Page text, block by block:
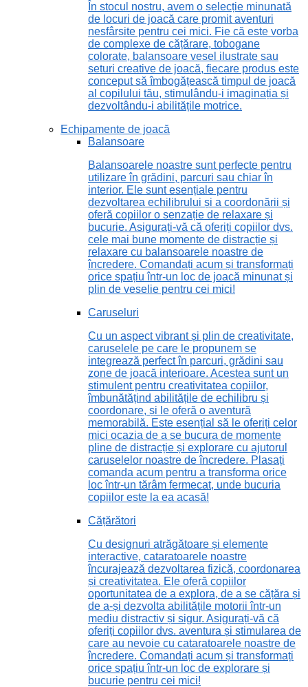
În stocul nostru, avem o selecție minunată
de locuri de joacă care promit aventuri
nesfârșite pentru cei mici. Fie că este vorba
de complexe de cățărare, tobogane
colorate, balansoare vesel ilustrate sau
seturi creative de joacă, fiecare produs este
conceput să îmbogățească timpul de joacă
al copilului tău, stimulându-i imaginația și
dezvoltându-i abilitățile motrice.
Echipamente de joacă
Balansoare
Balansoarele noastre sunt perfecte pentru
utilizare în grădini, parcuri sau chiar în
interior. Ele sunt esențiale pentru
dezvoltarea echilibrului și a coordonării și
oferă copiilor o senzație de relaxare și
bucurie. Asigurați-vă că oferiți copiilor dvs.
cele mai bune momente de distracție și
relaxare cu balansoarele noastre de
încredere. Comandați acum și transformați
orice spațiu într-un loc de joacă minunat și
plin de veselie pentru cei mici!
Caruseluri
Cu un aspect vibrant și plin de creativitate,
caruselele pe care le propunem se
integrează perfect în parcuri, grădini sau
zone de joacă interioare. Acestea sunt un
stimulent pentru creativitatea copiilor,
îmbunătățind abilitățile de echilibru și
coordonare, și le oferă o aventură
memorabilă. Este esențial să le oferiți celor
mici ocazia de a se bucura de momente
pline de distracție și explorare cu ajutorul
caruselelor noastre de încredere. Plasați
comanda acum pentru a transforma orice
loc într-un tărâm fermecat, unde bucuria
copiilor este la ea acasă!
Cățărători
Cu designuri atrăgătoare și elemente
interactive, cataratoarele noastre
încurajează dezvoltarea fizică, coordonarea
și creativitatea. Ele oferă copiilor
oportunitatea de a explora, de a se cățăra și
de a-și dezvolta abilitățile motorii într-un
mediu distractiv și sigur. Asigurați-vă că
oferiți copiilor dvs. aventura și stimularea de
care au nevoie cu cataratoarele noastre de
încredere. Comandați acum și transformați
orice spațiu într-un loc de explorare și
bucurie pentru cei mici!